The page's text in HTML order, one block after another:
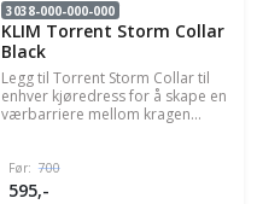
3038-000-000-000
KLIM Torrent Storm Collar
Black
Legg til Torrent Storm Collar til
enhver kjøredress for å skape en
værbarriere mellom kragen...
Før: 700
595,-